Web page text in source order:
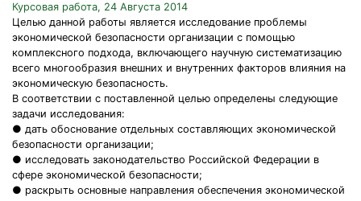
Курсовая работа, 24 Августа 2014
Целью данной работы является исследование проблемы
экономической безопасности организации с помощью
комплексного подхода, включающего научную систематизацию
всего многообразия внешних и внутренних факторов влияния на
экономическую безопасность.
В соответствии с поставленной целью определены следующие
задачи исследования:
● дать обоснование отдельных составляющих экономической
безопасности организации;
● исследовать законодательство Российской Федерации в
сфере экономической безопасности;
● раскрыть основные направления обеспечения экономической